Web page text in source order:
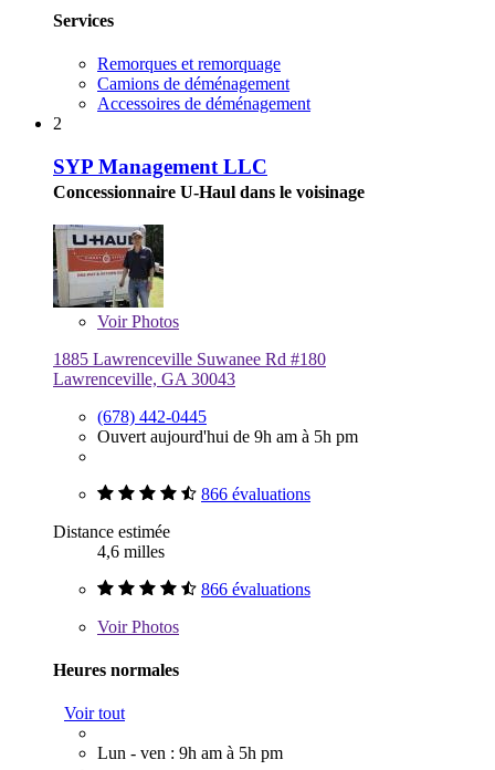
Services
Remorques et remorquage
Camions de déménagement
Accessoires de déménagement
2
SYP Management LLC
Concessionnaire U-Haul dans le voisinage
VoirPhotos
1885 Lawrenceville Suwanee Rd #180
Lawrenceville, GA 30043
(678) 442-0445
Ouvert aujourd'hui de 9h am à 5h pm
866 évaluations
Distance estimée
4,6 milles
866 évaluations
VoirPhotos
Heures normales
Voir tout
Lun - ven : 9h am à 5h pm